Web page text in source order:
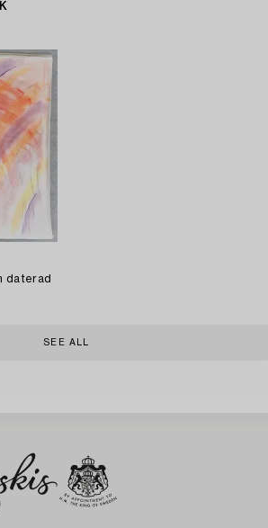
daterad
SEE ALL